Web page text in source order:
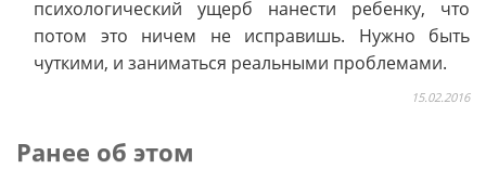
психологический ущерб нанести ребенку, что
потом это ничем не исправишь. Нужно быть
чуткими, и заниматься реальными проблемами.
15.02.2016
Ранее об этом